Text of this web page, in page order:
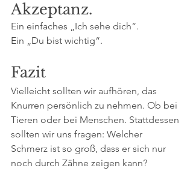
Akzeptanz.
Ein einfaches „Ich sehe dich“.
Ein „Du bist wichtig“.
Fazit
Vielleicht sollten wir aufhören, das
Knurren persönlich zu nehmen. Ob bei
Tieren oder bei Menschen. Stattdessen
sollten wir uns fragen: Welcher
Schmerz ist so groß, dass er sich nur
noch durch Zähne zeigen kann?